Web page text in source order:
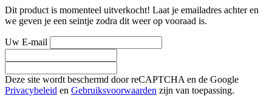
Dit product is momenteel uitverkocht! Laat je emailadres achter en
we geven je een seintje zodra dit weer op vooraad is.
Uw E-mail
Deze site wordt beschermd door reCAPTCHA en de Google
Privacybeleid en Gebruiksvoorwaarden zijn van toepassing.